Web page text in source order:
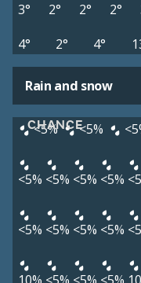
3°
2° 2° 2°
4°
2° 4°
Rain and snow
CHANCE
<5% <5%
<5% <5% <5% <5%
<5% <5% <5% <5%